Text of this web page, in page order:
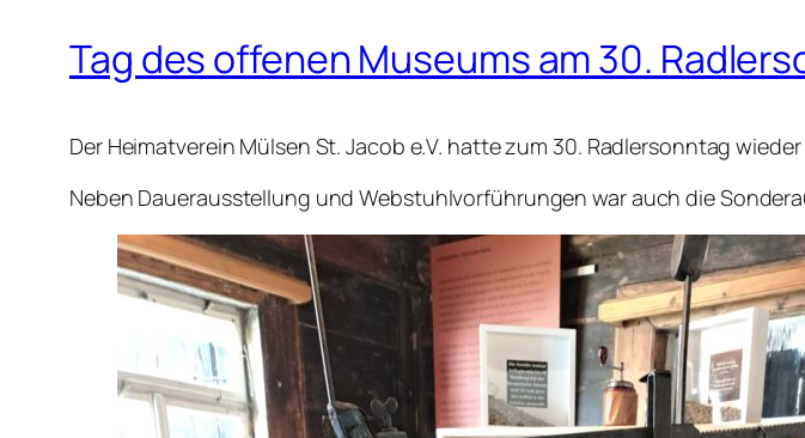
Tag des offenen Museums am 30.
Der Heimatverein Mülsen St. Jacob e.V. hatte zum 30. Radlersonntag
Neben Dauerausstellung und Webstuhlvorführungen war auch die